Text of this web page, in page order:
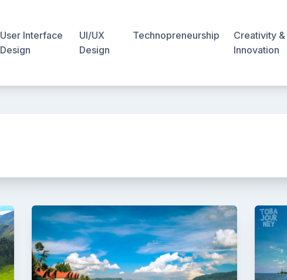
User Interface
Design
UI/UX
Design
Technopreneurship
Creativity &
Innovation